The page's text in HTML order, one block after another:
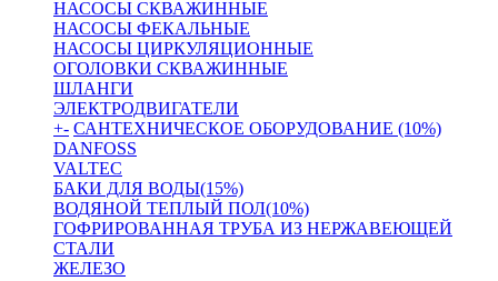
НАСОСЫ СКВАЖИННЫЕ
НАСОСЫ ФЕКАЛЬНЫЕ
НАСОСЫ ЦИРКУЛЯЦИОННЫЕ
ОГОЛОВКИ СКВАЖИННЫЕ
ШЛАНГИ
ЭЛЕКТРОДВИГАТЕЛИ
+- САНТЕХНИЧЕСКОЕ ОБОРУДОВАНИЕ (10%)
DANFOSS
VALTEC
БАКИ ДЛЯ ВОДЫ(15%)
ВОДЯНОЙ ТЕПЛЫЙ ПОЛ(10%)
ГОФРИРОВАННАЯ ТРУБА ИЗ НЕРЖАВЕЮЩЕЙ
СТАЛИ
ЖЕЛЕЗО